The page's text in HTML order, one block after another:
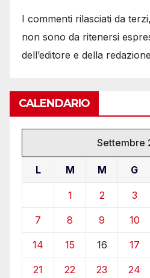
I commenti rilasciati da
non sono da ritenersi
dell’editore e della
CALENDARIO
Settembre
L M M G
1 2 3
7 8 9 10
14 15 16 17
21 22 23 24